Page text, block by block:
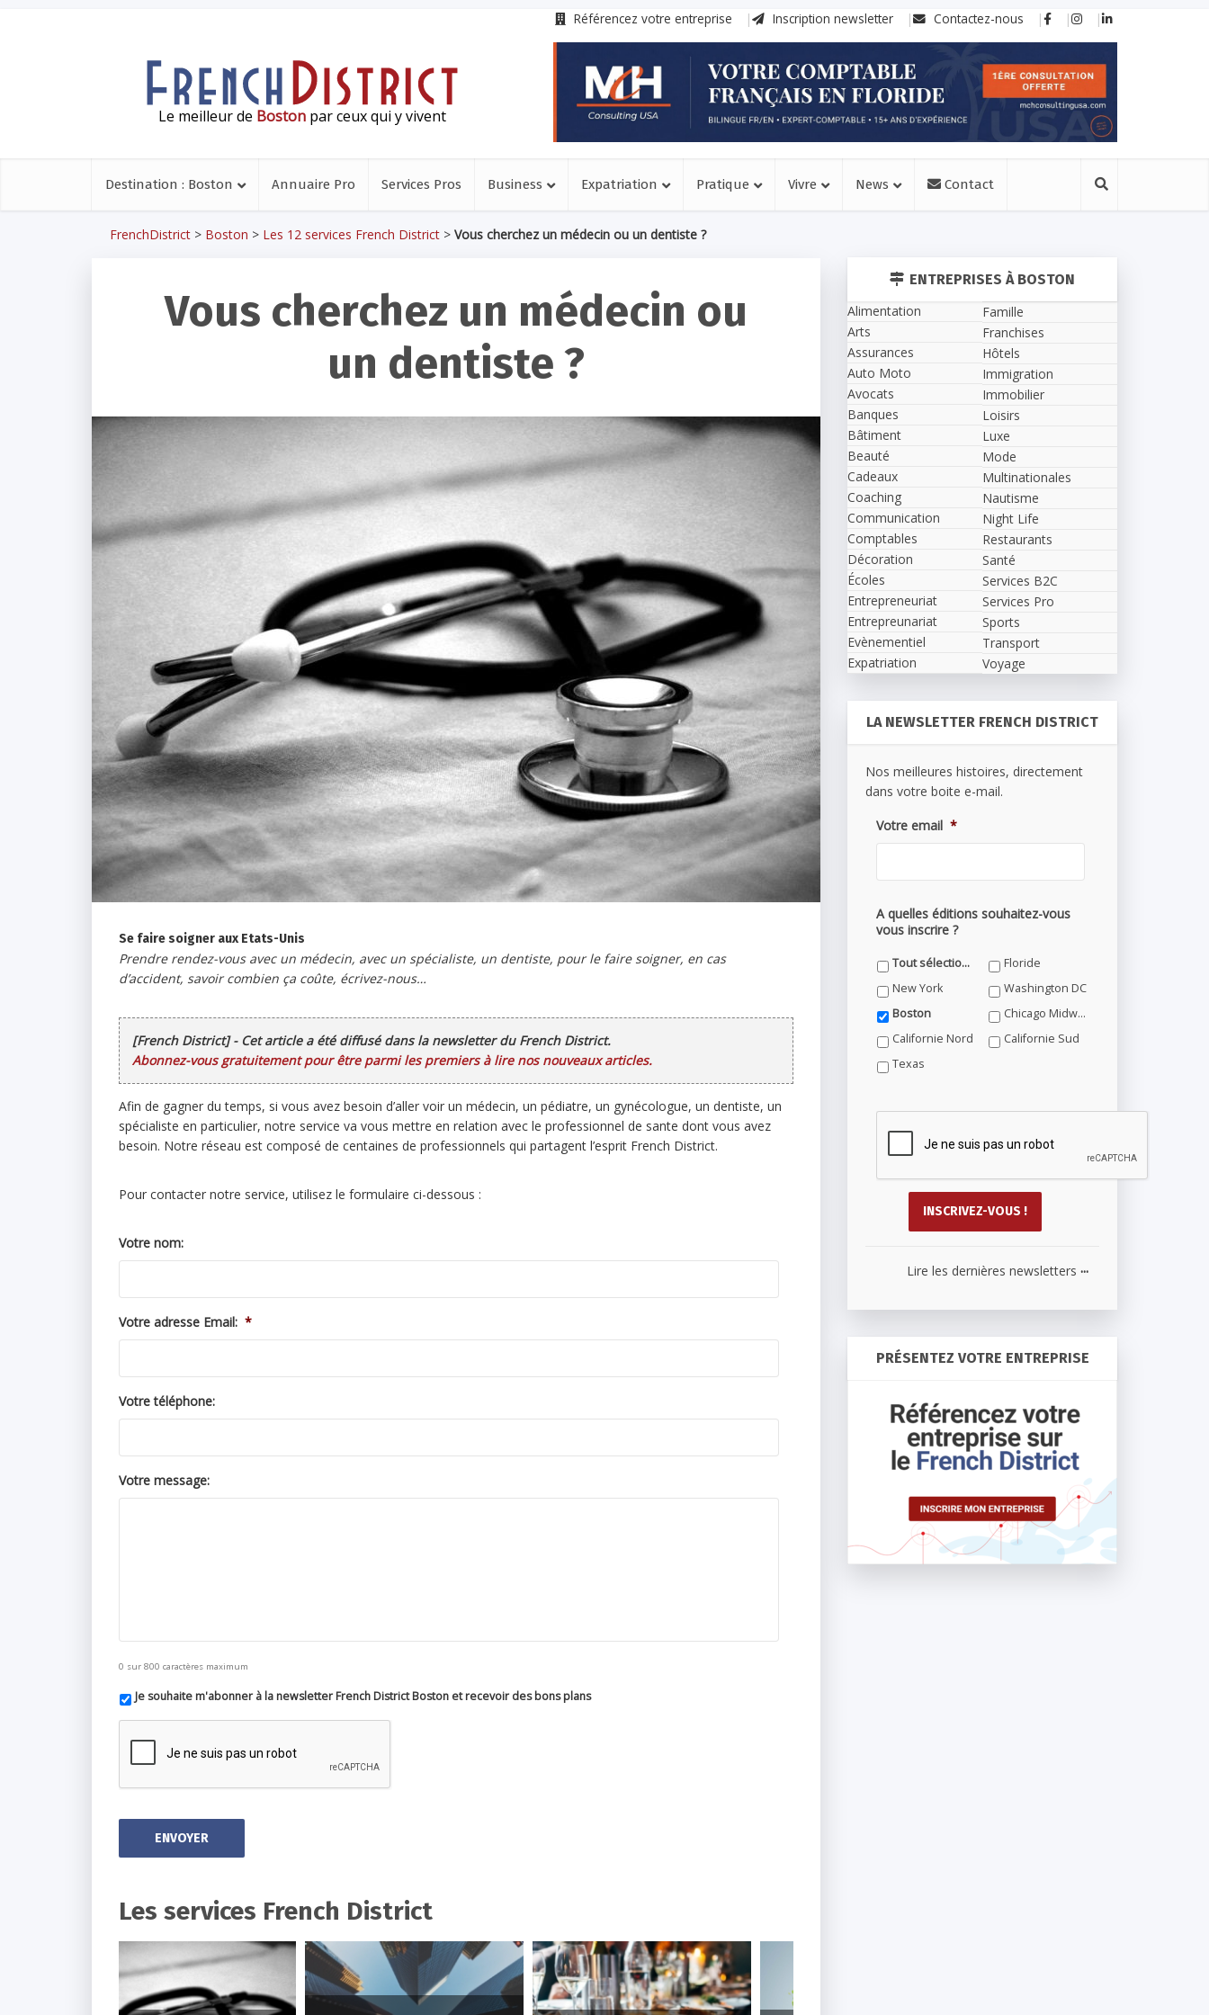
Référencez votre entreprise Inscription newsletter Contactez-nous
Le meilleur de Boston par ceux qui y vivent
Destination : Boston Annuaire Pro Services Pros Business Expatriation Pratique Vivre News Contact
FrenchDistrict > Boston > Les 12 services French District > Vous cherchez un médecin ou un dentiste ?
Vous cherchez un médecin ou
un dentiste ?
Se faire soigner aux Etats-Unis
Prendre rendez-vous avec un médecin, avec un spécialiste, un dentiste, pour le faire soigner, en cas
d’accident, savoir combien ça coûte, écrivez-nous…
[French District] - Cet article a été diffusé dans la newsletter du French District.
Abonnez-vous gratuitement pour être parmi les premiers à lire nos nouveaux articles.
Afin de gagner du temps, si vous avez besoin d’aller voir un médecin, un pédiatre, un gynécologue, un dentiste, un
spécialiste en particulier, notre service va vous mettre en relation avec le professionnel de sante dont vous avez
besoin. Notre réseau est composé de centaines de professionnels qui partagent l’esprit French District.
Pour contacter notre service, utilisez le formulaire ci-dessous :
Votre nom:
Votre adresse Email: *
Votre téléphone:
Votre message:
0 sur 800 caractères maximum
Je souhaite m'abonner à la newsletter French District Boston et recevoir des bons plans
Les services French District
ENTREPRISES À BOSTON
Alimentation
Arts
Assurances
Auto Moto
Avocats
Banques
Bâtiment
Beauté
Cadeaux
Coaching
Communication
Comptables
Décoration
Écoles
Entrepreneuriat
Entrepreunariat
Evènementiel
Expatriation
Famille
Franchises
Hôtels
Immigration
Immobilier
Loisirs
Luxe
Mode
Multinationales
Nautisme
Night Life
Restaurants
Santé
Services B2C
Services Pro
Sports
Transport
Voyage
LA NEWSLETTER FRENCH DISTRICT
Nos meilleures histoires, directement
dans votre boite e-mail.
Votre email *
A quelles éditions souhaitez-vous
vous inscrire ?
Tout sélectionner
Floride
New York
Washington DC
Boston
Chicago Midwest
Californie Nord
Californie Sud
Texas
Lire les dernières newsletters ...
PRÉSENTEZ VOTRE ENTREPRISE